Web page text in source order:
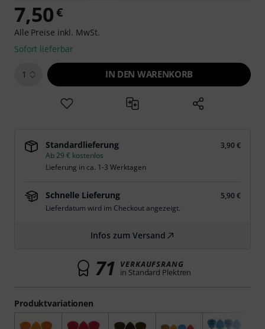
Produktvariationen
7,50€
Alle Preise inkl. MwSt.
Sofort lieferbar
1 IN DEN WARENKORB
Standardlieferung
3,90 €
Ab 29 € kostenlos
Lieferung in ca. 1-3 Werktagen
Schnelle Lieferung
5,90 €
Lieferdatum wird im Checkout angezeigt.
Infos zum Versand
71 VERKAUFSRANG
in Standard Plektren